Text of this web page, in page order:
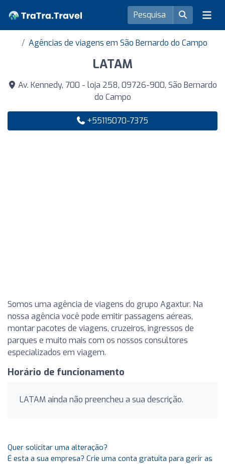
Agências de viagens em São Bernardo do Campo
LATAM
Av. Kennedy, 700 - loja 258, 09726-900, São Bernardo
do Campo
+55115070-7375
Somos uma agência de viagens do grupo Agaxtur. Na
nossa agência você pode emitir passagens aéreas,
montar pacotes de viagens, cruzeiros, ingressos de
parques e muito mais com os nossos consultores
especializados em viagem.
Horário de funcionamento
LATAM ainda não preencheu a sua descrição.
Quer solicitar uma alteração?
É esta a sua empresa? Crie uma conta gratuita para gerir as